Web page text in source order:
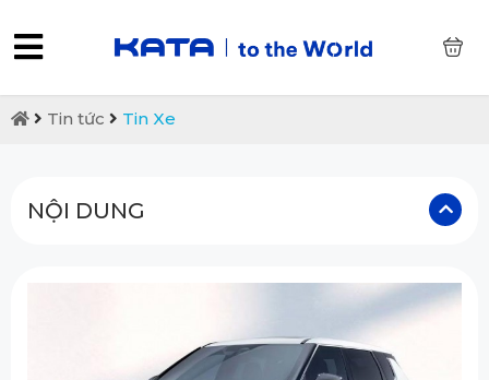
Tin tức Tin Xe
NỘI DUNG